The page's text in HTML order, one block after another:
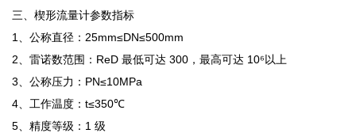
三、楔形流量计参数指标
1、公称直径：25mm≤DN≤500mm
2、雷诺数范围：ReD 最低可达 300，最高可达 10⁶以上
3、公称压力：PN≤10MPa
4、工作温度：t≤350℃
5、精度等级：1 级